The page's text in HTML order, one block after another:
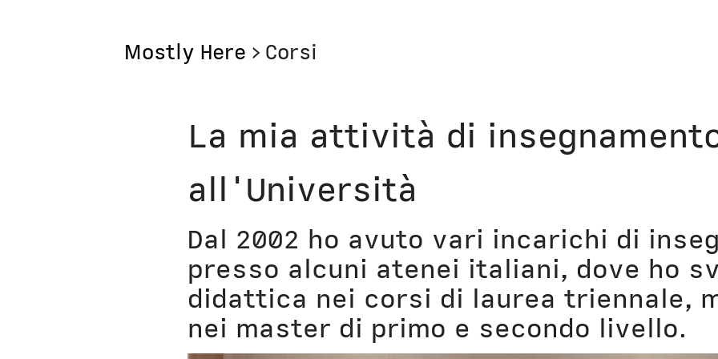
Mostly Here > Corsi
Mostly
Mostly Friends
Mostly Weekly
Storie
Aerei
Libri
Il
Bottega
Digito Ergo Sum
Domenica Internet
Corsi
Unicatt
Unibg
Bio
In
In
La mia attività di
all'Università
Dal 2002 ho avuto vari incarichi di
presso alcuni atenei italiani, dove ho
didattica nei corsi di laurea triennale,
nei master di primo e secondo livello.